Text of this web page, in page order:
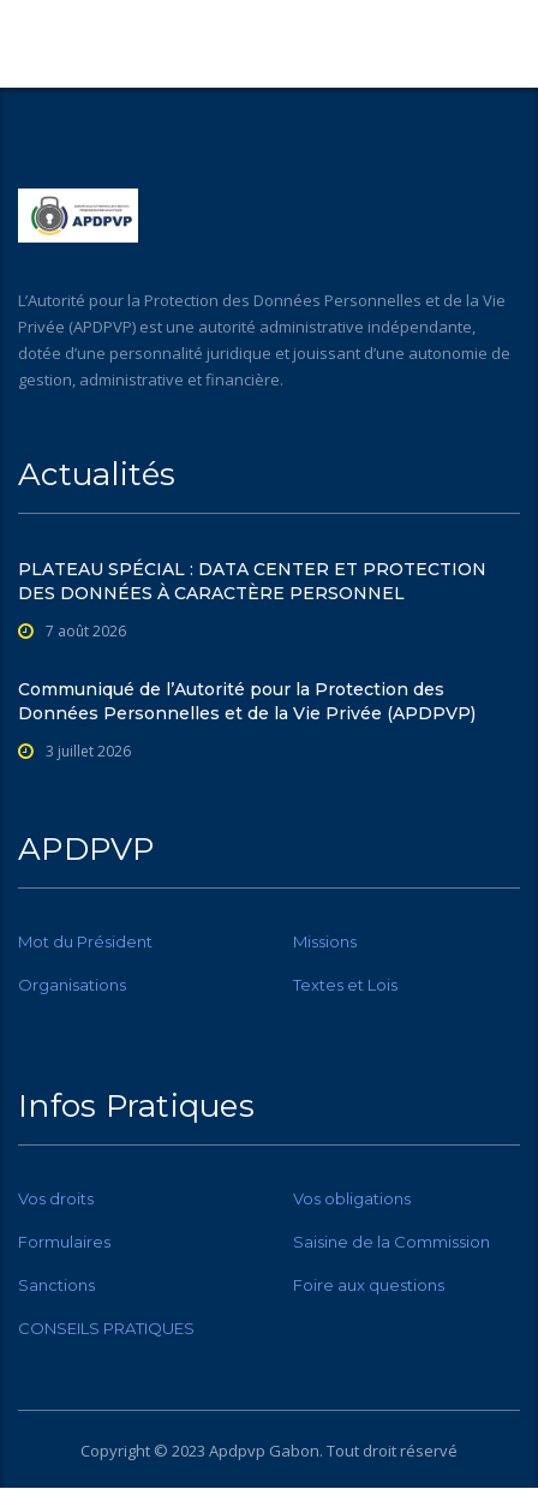
L’Autorité pour la Protection des Données Personnelles et de la Vie
Privée (APDPVP) est une autorité administrative indépendante,
dotée d’une personnalité juridique et jouissant d’une autonomie de
gestion, administrative et financière.
Actualités
PLATEAU SPÉCIAL : DATA CENTER ET PROTECTION
DES DONNÉES À CARACTÈRE PERSONNEL
7 août 2026
Communiqué de l’Autorité pour la Protection des
Données Personnelles et de la Vie Privée (APDPVP)
3 juillet 2026
APDPVP
Mot du Président Missions
Organisations Textes et Lois
Infos Pratiques
Vos droits Vos obligations
Formulaires Saisine de la Commission
Sanctions Foire aux questions
CONSEILS PRATIQUES
Copyright © 2023 Apdpvp Gabon. Tout droit réservé